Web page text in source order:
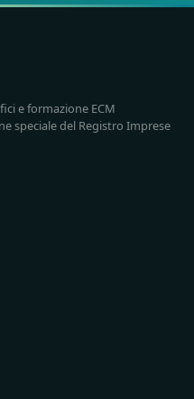
e formazione ECM
speciale del Registro Imprese